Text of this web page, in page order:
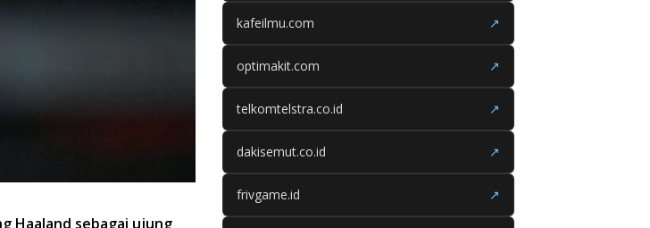
Haaland sebagai ujung
kafeilmu.com ↗
optimakit.com ↗
telkomtelstra.co.id ↗
dakisemut.co.id ↗
frivgame.id ↗